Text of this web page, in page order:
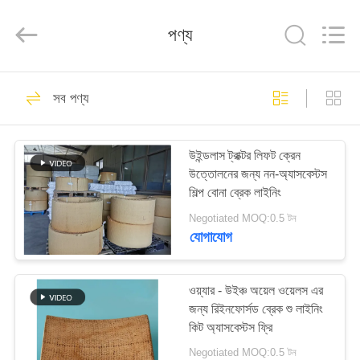
পণ্য
আমাদের
সম্পর্কে
কারখানা
ভ্রমণ
Friction
Materials
নন অ্যাসবেস্টস বোনা ব্রেক
আস্তরণের
180
অ্যাসবেস্টস ব্রেক লাইনিং
20
পণ্য
সব পণ্য
উইন্ডলাস ট্রাক্টর লিফট ক্রেন
উত্তোলনের জন্য নন-অ্যাসবেস্টস
শিল্প বোনা ব্রেক লাইনিং
Negotiated MOQ:0.5 টন
যোগাযোগ
ওয়্যার - উইঞ্চ অয়েল ওয়েলস এর
জন্য রিইনফোর্সড ব্রেক শু লাইনিং
কিট অ্যাসবেস্টস ফ্রি
Negotiated MOQ:0.5 টন